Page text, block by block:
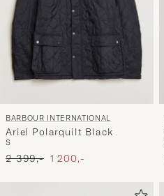
BARBOUR INTERNATIONAL
Ariel Polarquilt Black
S
Ordinary pris
2 399,- Nedsat pris
1 200,-